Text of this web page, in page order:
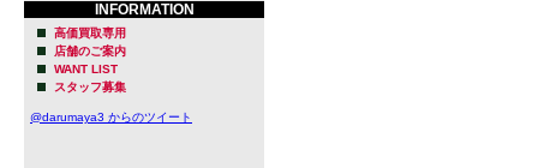
INFORMATION
高価買取専用
店舗のご案内
WANT LIST
スタッフ募集
@darumaya3 からのツイート